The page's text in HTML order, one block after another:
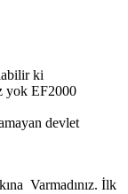
ki
yok EF2000
devlet
Varmadınız. İlk